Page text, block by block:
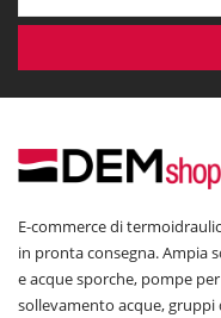
E-commerce di
in pronta consegna. Ampia
e acque sporche, pompe
sollevamento acque, gruppi